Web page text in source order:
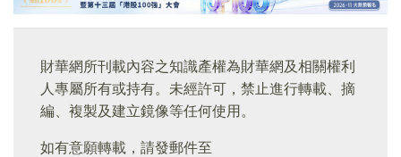
財華網所刊載內容之知識產權為財華網及相關權利
人專屬所有或持有。未經許可，禁止進行轉載、摘
編、複製及建立鏡像等任何使用。
如有意願轉載，請發郵件至